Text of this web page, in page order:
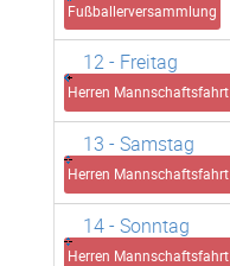
Fußballerversammlung
12- Freitag
Herren Mannschaftsfahrt
13 - Samstag
Herren Mannschaftsfahrt
14- Sonntag
Herren Mannschaftsfahrt